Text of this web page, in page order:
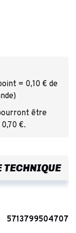
= 0,10 € de
être
€.
TECHNIQUE
5713799504707